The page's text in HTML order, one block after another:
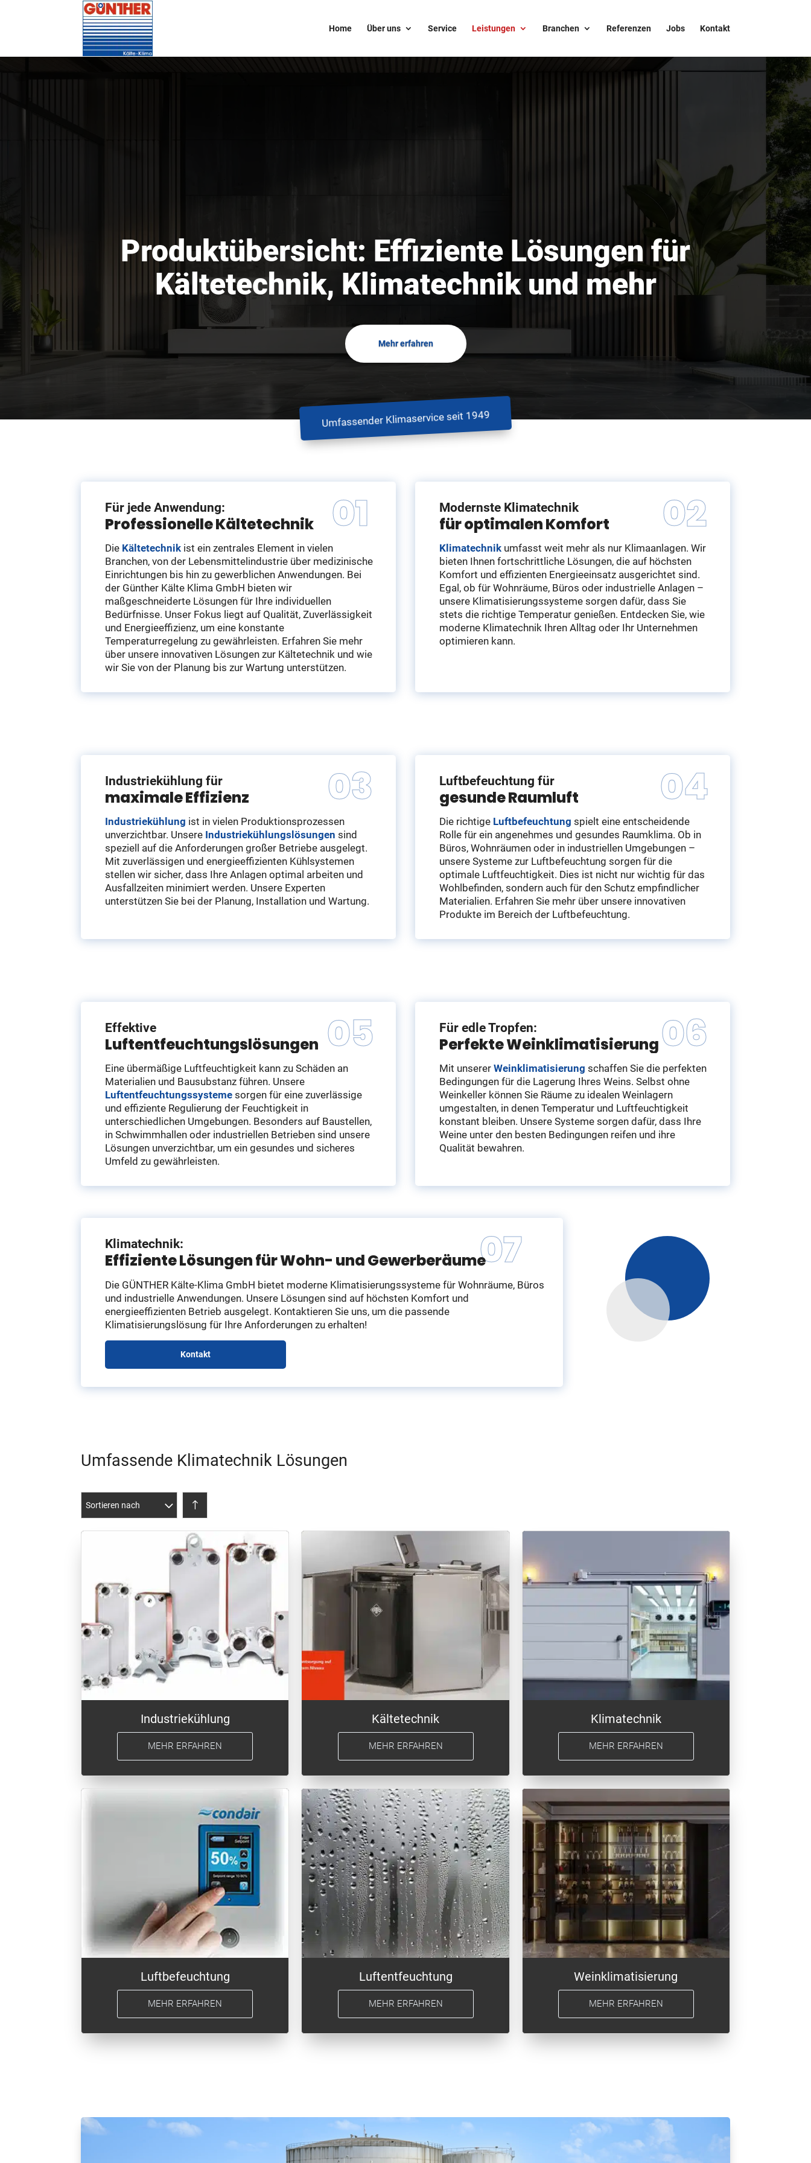
Home Über uns Service Leistungen Branchen Referenzen Jobs Kontakt
Produktübersicht: Effiziente Lösungen für
Kältetechnik, Klimatechnik und mehr
Mehr erfahren
Umfassender Klimaservice seit 1949
Für jede Anwendung:
Professionelle Kältetechnik
Die Kältetechnik ist ein zentrales Element in vielen
Branchen, von der Lebensmittelindustrie über medizinische
Einrichtungen bis hin zu gewerblichen Anwendungen. Bei
der Günther Kälte Klima GmbH bieten wir
maßgeschneiderte Lösungen für Ihre individuellen
Bedürfnisse. Unser Fokus liegt auf Qualität, Zuverlässigkeit
und Energieeffizienz, um eine konstante
Temperaturregelung zu gewährleisten. Erfahren Sie mehr
über unsere innovativen Lösungen zur Kältetechnik und wie
wir Sie von der Planung bis zur Wartung unterstützen.
Modernste Klimatechnik
für optimalen Komfort
Klimatechnik umfasst weit mehr als nur Klimaanlagen. Wir
bieten Ihnen fortschrittliche Lösungen, die auf höchsten
Komfort und effizienten Energieeinsatz ausgerichtet sind.
Egal, ob für Wohnräume, Büros oder industrielle Anlagen –
unsere Klimatisierungssysteme sorgen dafür, dass Sie
stets die richtige Temperatur genießen. Entdecken Sie, wie
moderne Klimatechnik Ihren Alltag oder Ihr Unternehmen
optimieren kann.
Industriekühlung für
maximale Effizienz
Industriekühlung ist in vielen Produktionsprozessen
unverzichtbar. Unsere Industriekühlungslösungen sind
speziell auf die Anforderungen großer Betriebe ausgelegt.
Mit zuverlässigen und energieeffizienten Kühlsystemen
stellen wir sicher, dass Ihre Anlagen optimal arbeiten und
Ausfallzeiten minimiert werden. Unsere Experten
unterstützen Sie bei der Planung, Installation und Wartung.
Luftbefeuchtung für
gesunde Raumluft
Die richtige Luftbefeuchtung spielt eine entscheidende
Rolle für ein angenehmes und gesundes Raumklima. Ob in
Büros, Wohnräumen oder in industriellen Umgebungen –
unsere Systeme zur Luftbefeuchtung sorgen für die
optimale Luftfeuchtigkeit. Dies ist nicht nur wichtig für das
Wohlbefinden, sondern auch für den Schutz empfindlicher
Materialien. Erfahren Sie mehr über unsere innovativen
Produkte im Bereich der Luftbefeuchtung.
Effektive
Luftentfeuchtungslösungen
Eine übermäßige Luftfeuchtigkeit kann zu Schäden an
Materialien und Bausubstanz führen. Unsere
Luftentfeuchtungssysteme sorgen für eine zuverlässige
und effiziente Regulierung der Feuchtigkeit in
unterschiedlichen Umgebungen. Besonders auf Baustellen,
in Schwimmhallen oder industriellen Betrieben sind unsere
Lösungen unverzichtbar, um ein gesundes und sicheres
Umfeld zu gewährleisten.
Für edle Tropfen:
Perfekte Weinklimatisierung
Mit unsererWeinklimatisierung schaffen Sie die perfekten
Bedingungen für die Lagerung Ihres Weins. Selbst ohne
Weinkeller können Sie Räume zu idealen Weinlagern
umgestalten, in denen Temperatur und Luftfeuchtigkeit
konstant bleiben. Unsere Systeme sorgen dafür, dass Ihre
Weine unter den besten Bedingungen reifen und ihre
Qualität bewahren.
Klimatechnik:
Effiziente Lösungen für Wohn- und Gewerberäume
Die GÜNTHER Kälte-Klima GmbH bietet moderne Klimatisierungssysteme für Wohnräume, Büros
und industrielle Anwendungen. Unsere Lösungen sind auf höchsten Komfort und
energieeffizienten Betrieb ausgelegt. Kontaktieren Sie uns, um die passende
Klimatisierungslösung für Ihre Anforderungen zu erhalten!
Kontakt
Umfassende Klimatechnik Lösungen
Sortieren nach
Industriekühlung
MEHR ERFAHREN
Kältetechnik
MEHR ERFAHREN
Klimatechnik
MEHR ERFAHREN
Luftbefeuchtung
MEHR ERFAHREN
Luftentfeuchtung
MEHR ERFAHREN
Weinklimatisierung
MEHR ERFAHREN